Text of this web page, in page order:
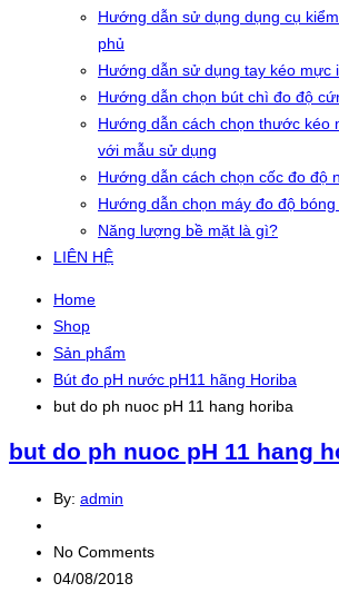
Hướng dẫn sử dụng dụng cụ
phủ
Hướng dẫn sử dụng tay kéo mực
Hướng dẫn chọn bút chì đo độ
Hướng dẫn cách chọn thước kéo
với mẫu sử dụng
Hướng dẫn cách chọn cốc đo độ
Hướng dẫn chọn máy đo độ
Năng lượng bề mặt là gì?
LIÊN HỆ
Home
Shop
Sản phẩm
Bút đo pH nước pH11 hãng Horiba
but do ph nuoc pH 11 hang horiba
but do ph nuoc pH 11 hang
By: admin
No Comments
04/08/2018